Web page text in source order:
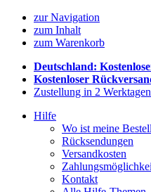
zur Navigation
zum Inhalt
zum Warenkorb
Deutschland:
Kostenloser
Zustellung in 2
Hilfe
Wo ist meine
Rücksendungen
Versandkosten
Kontakt